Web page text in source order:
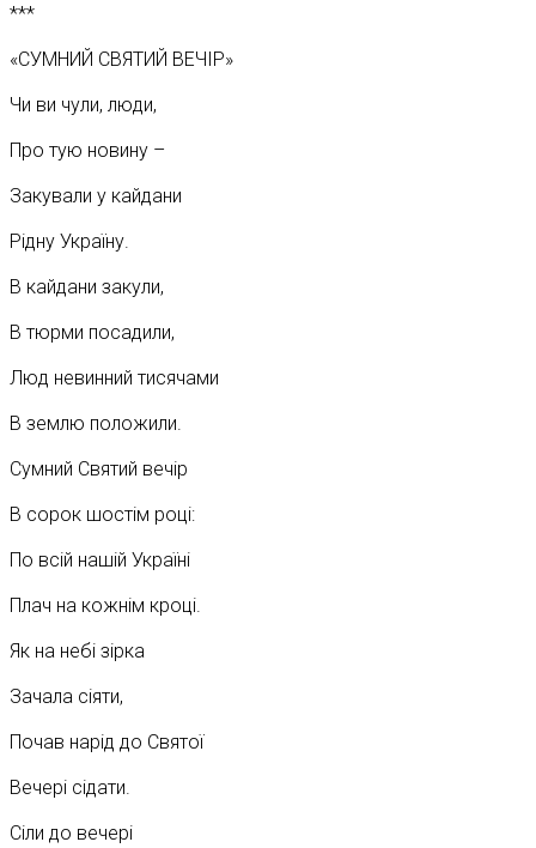
***
«СУМНИЙ СВЯТИЙ ВЕЧІР»
Чи ви чули, люди,
Про тую новину –
Закували у кайдани
Рідну Україну.
В кайдани закули,
В тюрми посадили,
Люд невинний тисячами
В землю положили.
Сумний Святий вечір
В сорок шостім році:
По всій нашій Україні
Плач на кожнім кроці.
Як на небі зірка
Зачала сіяти,
Почав нарід до Святої
Вечері сідати.
Сіли до вечері